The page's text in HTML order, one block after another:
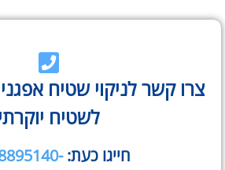
צרו קשר לניקוי שטיח
לשטיח יוקרתי
חייגו כעת:-050-8895140